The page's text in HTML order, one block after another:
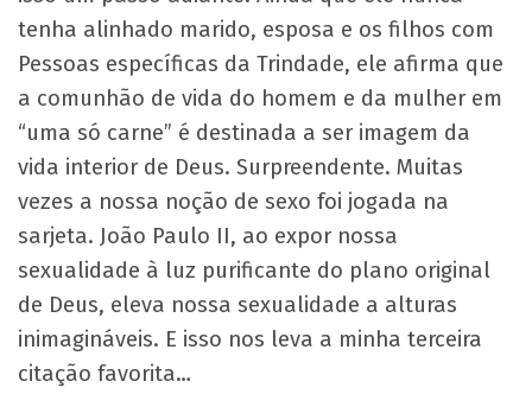
tenha alinhado marido, esposa e os filhos com
Pessoas específicas da Trindade, ele afirma que
a comunhão de vida do homem e da mulher em
“uma só carne” é destinada a ser imagem da
vida interior de Deus. Surpreendente. Muitas
vezes a nossa noção de sexo foi jogada na
sarjeta. João Paulo II, ao expor nossa
sexualidade à luz purificante do plano original
de Deus, eleva nossa sexualidade a alturas
inimagináveis. E isso nos leva a minha terceira
citação favorita…